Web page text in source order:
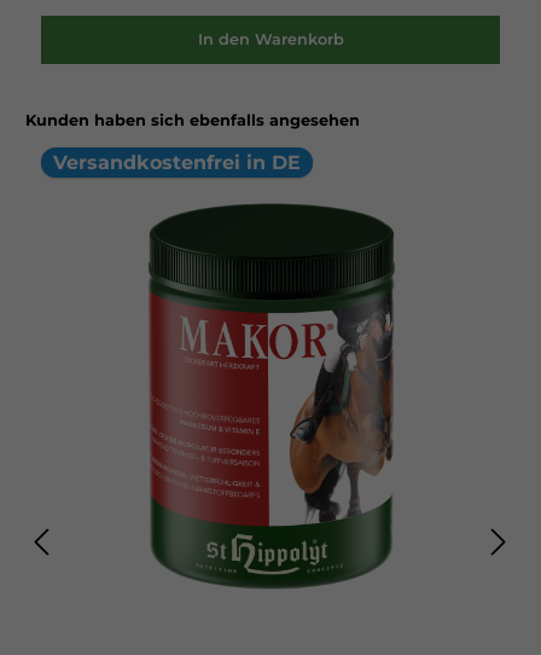
die Kohlenhydrate hoch verdaubar sind. C'Real Basics Balance,
Dynamic und Maisflocken zeichnen sich durch beste
profitieren vor allem Sportpferde (in Verbindung mit Struktur-
% Schwarzhafer Getreidemischung für Pferde mit weniger
Ergänzungsfütterung zur üblichen Grundfutterversorgung mit
Raufutter und/oder Weidegras, sowie Mineralfutter und/oder
Körpergewicht und Tag. Die Gesamtfuttermenge sollte auf
mehrere Rationen verteilt angeboten werden.
In den Warenkorb
Kunden haben sich ebenfalls angesehen
Versandkostenfrei in DE